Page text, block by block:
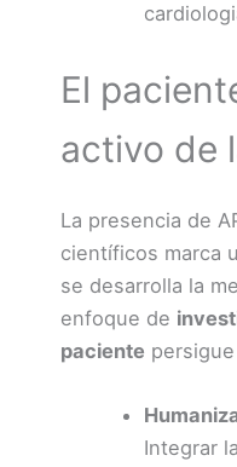
El
activo de
La presencia de
científicos marca
se desarrolla la
enfoque de
paciente
Integrar